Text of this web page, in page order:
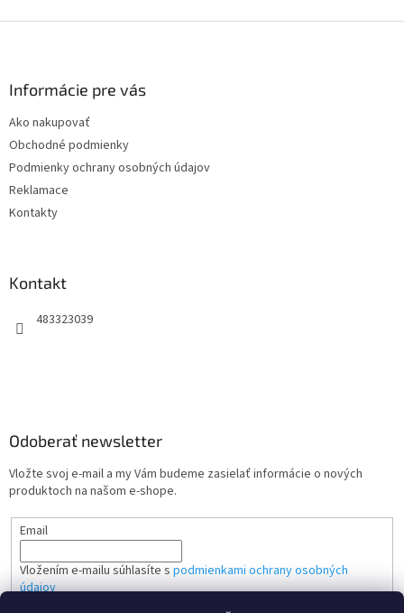
Informácie pre vás
Ako nakupovať
Obchodné podmienky
Podmienky ochrany osobných údajov
Reklamace
Kontakty
Kontakt
483323039
Odoberať newsletter
Vložte svoj e-mail a my Vám budeme zasielať informácie o nových
produktoch na našom e-shope.
Email
Vložením e-mailu súhlasíte s podmienkami ochrany osobných
údajov